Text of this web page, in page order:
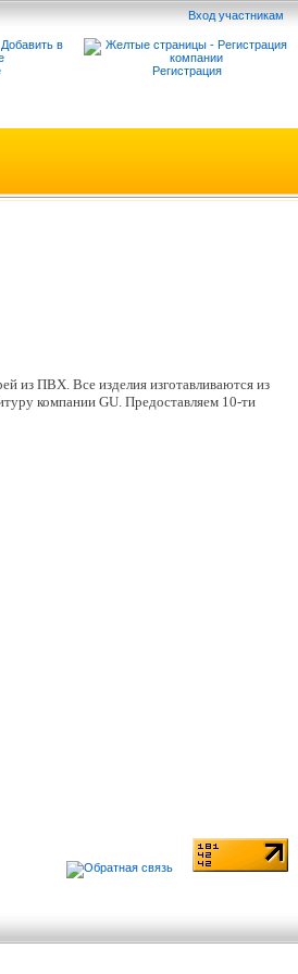
Вход участникам
Регистрация
из ПВХ. Все изделия изготавливаются из
компании GU. Предоставляем 10-ти